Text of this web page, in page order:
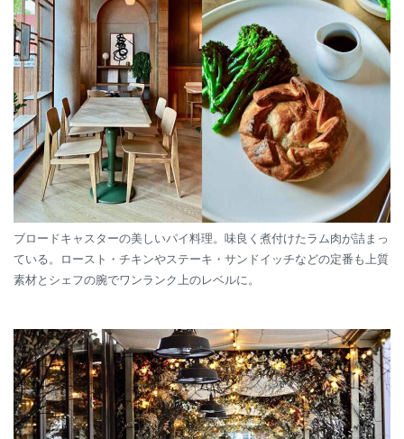
ブロードキャスターの美しいパイ料理。味良く煮付けたラム肉が詰まっ
ている。ロースト・チキンやステーキ・サンドイッチなどの定番も上質
素材とシェフの腕でワンランク上のレベルに。